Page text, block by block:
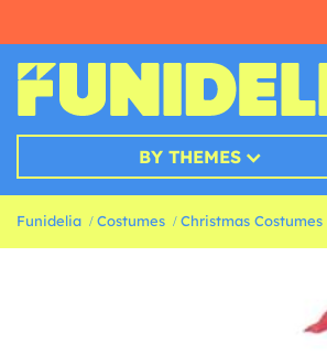
BY THEMES
Funidelia Costumes Christmas Costumes